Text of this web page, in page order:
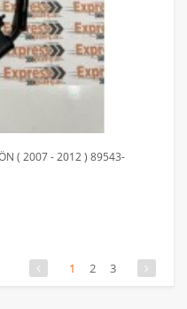
( 2007 - 2012 ) 89543-
1 2 3